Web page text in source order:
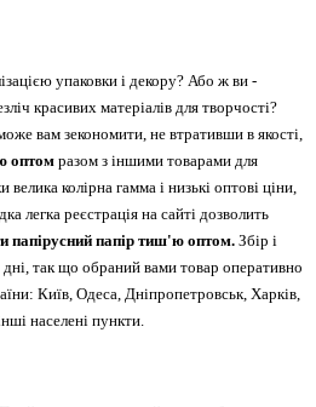
упаковки і декору? Або ж ви -
красивих матеріалів для творчості?
вам зекономити, не втративши в якості,
оптом разом з іншими товарами для
велика колірна гамма і низькі оптові ціни,
легка реєстрація на сайті дозволить
папірусний папір тиш'ю оптом. Збір і
дні, так що обраний вами товар оперативно
: Київ, Одеса, Дніпропетровськ, Харків,
населені пункти.